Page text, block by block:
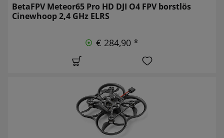
BetaFPV Meteor65 Pro HD DJI O4 FPV borstlös
Cinewhoop 2,4 GHz ELRS
€ 284,90 *